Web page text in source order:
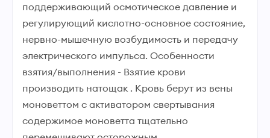
поддерживающий осмотическое давление и
регулирующий кислотно-основное состояние,
нервно-мышечную возбудимость и передачу
электрического импульса. Особенности
взятия/выполнения - Взятие крови
производить натощак . Кровь берут из вены
моноветтом с активатором свертывания
содержимое моноветта тщательно